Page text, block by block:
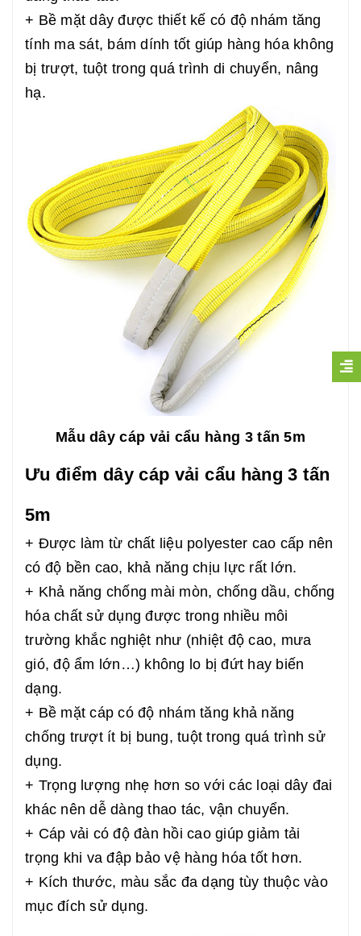
+ Bề mặt dây được thiết kế có độ nhám tăng
tính ma sát, bám dính tốt giúp hàng hóa không
bị trượt, tuột trong quá trình di chuyển, nâng
hạ.
Mẫu dây cáp vải cẩu hàng 3 tấn 5m
Ưu điểm dây cáp vải cẩu hàng 3 tấn
5m
+ Được làm từ chất liệu polyester cao cấp nên
có độ bền cao, khả năng chịu lực rất lớn.
+ Khả năng chống mài mòn, chống dầu, chống
hóa chất sử dụng được trong nhiều môi
trường khắc nghiệt như (nhiệt độ cao, mưa
gió, độ ẩm lớn…) không lo bị đứt hay biến
dạng.
+ Bề mặt cáp có độ nhám tăng khả năng
chống trượt ít bị bung, tuột trong quá trình sử
dụng.
+ Trọng lượng nhẹ hơn so với các loại dây đai
khác nên dễ dàng thao tác, vận chuyển.
+ Cáp vải có độ đàn hồi cao giúp giảm tải
trọng khi va đập bảo vệ hàng hóa tốt hơn.
+ Kích thước, màu sắc đa dạng tùy thuộc vào
mục đích sử dụng.